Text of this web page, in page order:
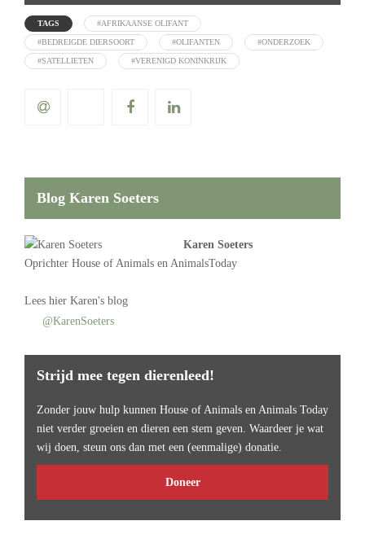
TAGS #AFRIKAANSE OLIFANT
#BEDREIGDE DIERSOORT #OLIFANTEN #ONDERZOEK
#SATELLIETEN #VERENIGD KONINKRIJK
Blog Karen Soeters
Karen Soeters
Oprichter House of Animals en AnimalsToday
Lees hier Karen's blog
@KarenSoeters
Strijd mee tegen dierenleed!
Zonder jouw hulp kunnen House of Animals en Animals Today
niet verder groeien en dieren een stem geven. Waardeer je wat
wij doen, steun ons dan met een (eenmalige) donatie.
Doneer